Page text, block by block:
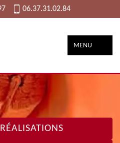
06.37.31.02.84
MENU